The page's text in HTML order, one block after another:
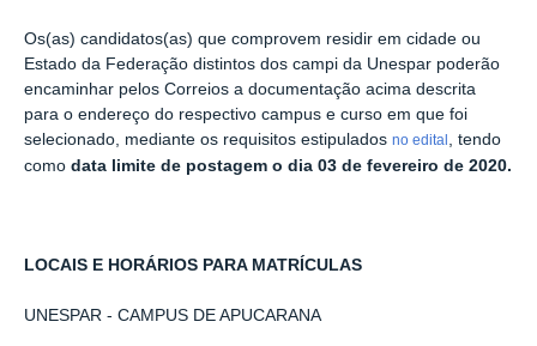
Os(as) candidatos(as) que comprovem residir em cidade ou
Estado da Federação distintos dos campi da Unespar poderão
encaminhar pelos Correios a documentação acima descrita
para o endereço do respectivo campus e curso em que foi
selecionado, mediante os requisitos estipulados no edital
, tendo
como data limite de postagem o dia 03 de fevereiro de 2020.
LOCAIS E HORÁRIOS PARA MATRÍCULAS
UNESPAR - CAMPUS DE APUCARANA